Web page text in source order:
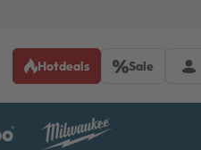
Hotdeals Sale